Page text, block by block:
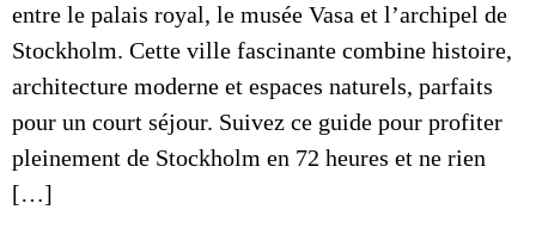
entre le palais royal, le musée Vasa et l’archipel de
Stockholm. Cette ville fascinante combine histoire,
architecture moderne et espaces naturels, parfaits
pour un court séjour. Suivez ce guide pour profiter
pleinement de Stockholm en 72 heures et ne rien
[…]